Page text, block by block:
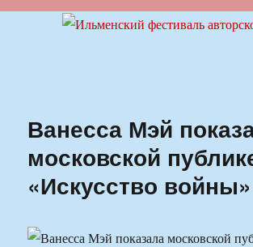
Ильменский фестиваль
Ванесса Мэй
московской
«Искусство войны»